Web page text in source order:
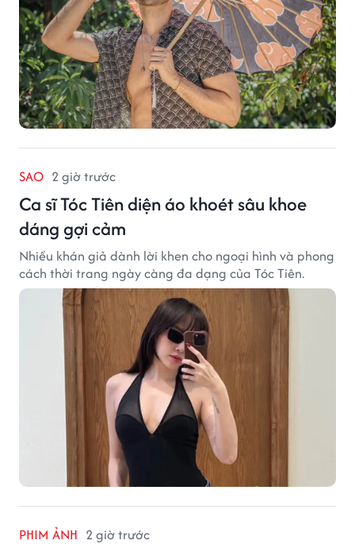
SAO 2 giờ trước
Ca sĩ Tóc Tiên diện áo khoét sâu khoe
dáng gợi cảm
Nhiều khán giả dành lời khen cho ngoại hình và phong
cách thời trang ngày càng đa dạng của Tóc Tiên.
PHIM ẢNH 2 giờ trước